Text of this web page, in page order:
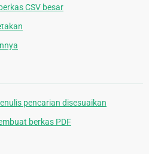
CSV besar
pencarian disesuaikan
berkas PDF